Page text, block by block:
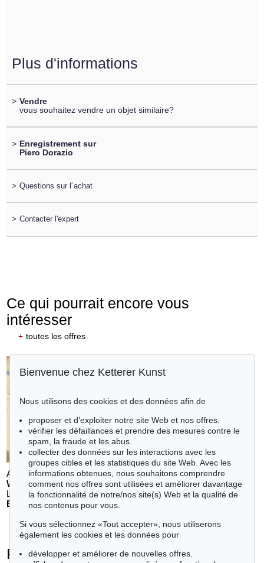
Plus d'informations
> Vendre
vous souhaitez vendre un objet similaire?
> Enregistrement sur
Piero Dorazio
> Questions sur l´achat
> Contacter l'expert
Ce qui pourrait encore vous
intéresser
+ toutes les offres
Auction 611 - Lot 123000200
WILLI BAUMEISTER
Landschaft mit rotem Bogen (Sommerfest) , 1948
Estimation:€ 70,000
Piero Dorazio - Objets vendus
Bienvenue chez Ketterer Kunst
Nous utilisons des cookies et des données afin de
proposer et d’exploiter notre site Web et nos offres.
vérifier les défaillances et prendre des mesures contre le
spam, la fraude et les abus.
collecter des données sur les interactions avec les
groupes cibles et les statistiques du site Web. Avec les
informations obtenues, nous souhaitons comprendre
comment nos offres sont utilisées et améliorer davantage
la fonctionnalité de notre/nos site(s) Web et la qualité de
nos contenus pour vous.
Si vous sélectionnez «Tout accepter», nous utiliserons
également les cookies et les données pour
développer et améliorer de nouvelles offres.